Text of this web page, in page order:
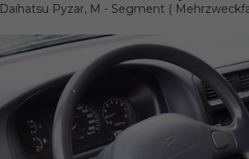
Daihatsu Pyzar, M - Segment (